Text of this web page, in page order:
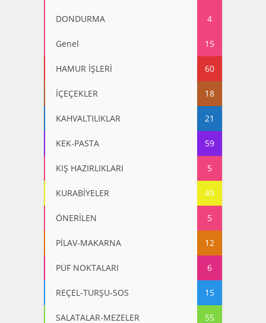
DONDURMA 4
Genel 15
HAMUR İŞLERİ 60
İÇEÇEKLER 18
KAHVALTILIKLAR 21
KEK-PASTA 59
KIŞ HAZIRLIKLARI 5
KURABİYELER 49
ÖNERİLEN 5
PİLAV-MAKARNA 12
PÜF NOKTALARI 6
REÇEL-TURŞU-SOS 15
SALATALAR-MEZELER 55